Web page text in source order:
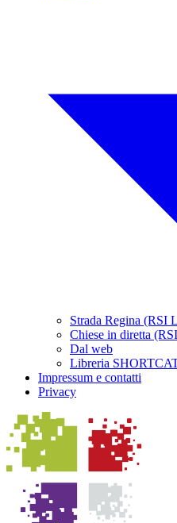
Strada Regina (RSI
Chiese in diretta
Dal web
Libreria
Impressum e contatti
Privacy